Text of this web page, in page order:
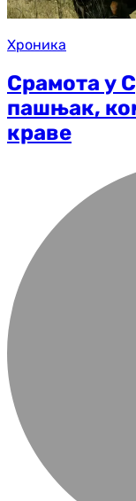
Хроника
Срамота у
пашњак,
краве